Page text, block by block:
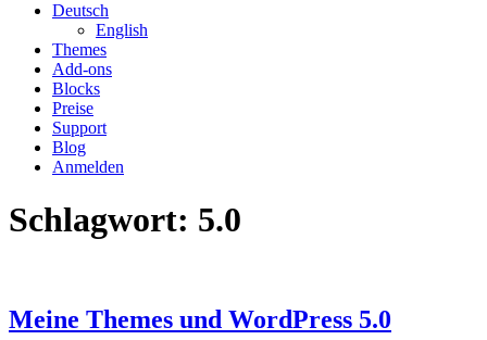
Deutsch
English
Themes
Add-ons
Blocks
Preise
Support
Blog
Anmelden
Schlagwort: 5.0
Meine Themes und WordPress 5.0